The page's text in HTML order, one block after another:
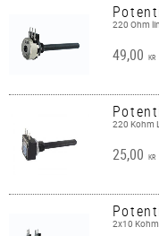
220 Ohm
49,00 KR
220 Kohm
25,00 KR
2x10